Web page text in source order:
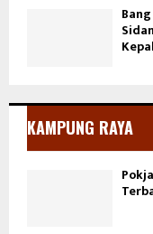
KAMPUNG RAYA